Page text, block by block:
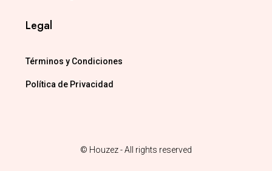
Legal
Términos y Condiciones
Política de Privacidad
© Houzez - All rights reserved